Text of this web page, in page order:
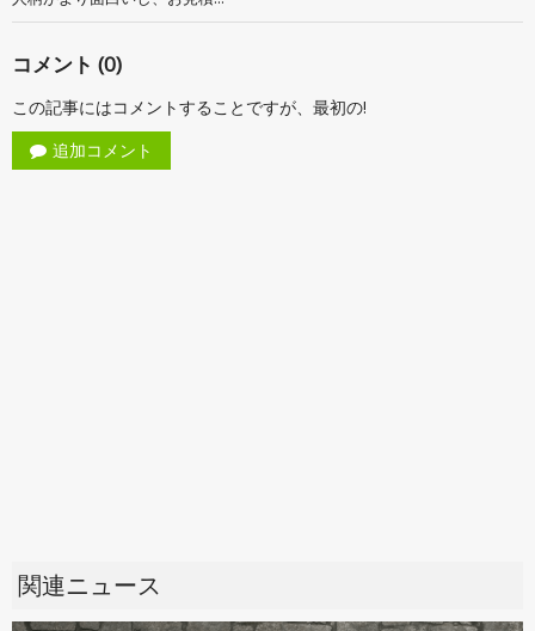
コメント (0)
この記事にはコメントすることですが、最初の!
追加コメント
関連ニュース